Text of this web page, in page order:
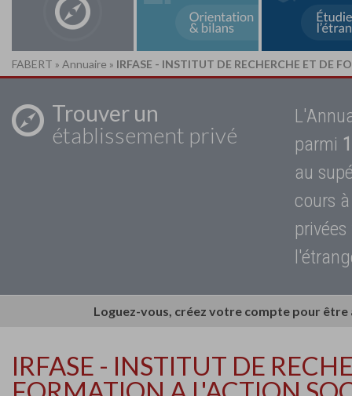
FABERT » Annuaire » IRFASE - INSTITUT DE RECHERCHE ET DE
Trouver un
établissement privé
parmi
au
cours
Loguez-vous, créez votre compte pour
IRFASE - INSTITUT DE